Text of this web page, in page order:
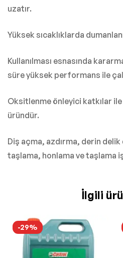
uzatır.
Yüksek sıcaklıklarda
Kullanılması esnasında
süre yüksek performans ile
Oksitlenme önleyici katkılar
üründür.
Diş açma, azdırma, derin
taşlama, honlama ve taşlama
İlgili
-29%